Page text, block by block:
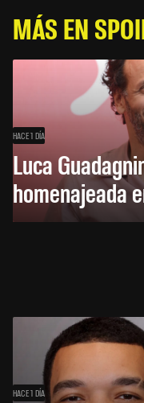
MÁS EN
HACE 1 DÍA
Luca
homenajeada
HACE 1 DÍA